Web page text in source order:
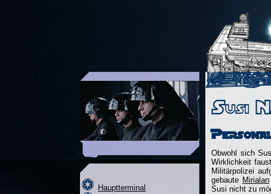
Hauptterminal
Susi
Obwohl sich
Wirklichkeit
Militärpolizei
gebaute Mirialan
Susi nicht zu